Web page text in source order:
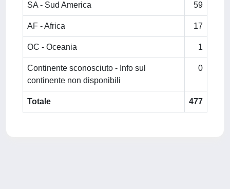
SA - Sud America 59
AF - Africa 17
OC - Oceania 1
Continente sconosciuto - Info sul
continente non disponibili
0
Totale 477